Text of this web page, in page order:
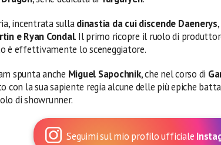
incentrata sulladinastia da cui discende Daenerys
e Ryan Condal. Il primo ricopre il ruolo di
è effettivamente lo sceneggiatore.
spunta anche Miguel Sapochnik, che nel corso di
con la sua sapiente regia alcune delle più epiche
di showrunner.
Seguimi sul mio profilo ufficiale